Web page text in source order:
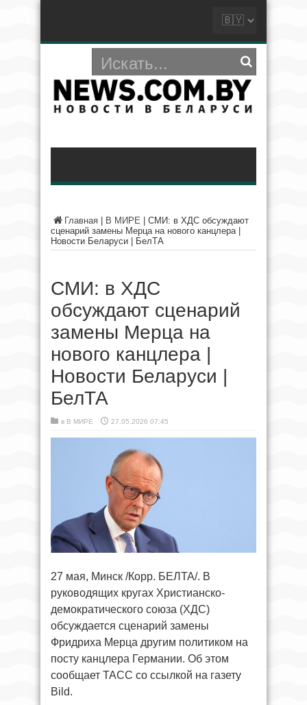
Главная В МИРЕ
СМИ: в ХДС обсуждают
сценарий замены Мерца на нового канцлера |
Новости Беларуси | БелТА
СМИ: в ХДС
обсуждают сценарий
замены Мерца на
нового канцлера |
Новости Беларуси |
БелТА
в В МИРЕ 27.05.2026 07:45
27 мая, Минск /Корр. БЕЛТА/. В
руководящих кругах Христианско-
демократического союза (ХДС)
обсуждается сценарий замены
Фридриха Мерца другим политиком на
посту канцлера Германии. Об этом
сообщает ТАСС со ссылкой на газету
Bild.